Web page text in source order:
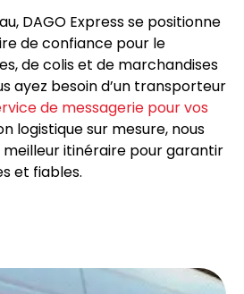
DAGO Express se positionne
de confiance pour le
de colis et de marchandises
ayez besoin d’un transporteur
de messagerie pour vos
logistique sur mesure, nous
itinéraire pour garantir
et fiables.